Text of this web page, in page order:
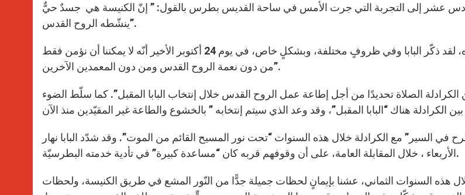
عشر إلى التجربة التي جرت الأمس في ساحة القديس بطرس بالقول: ” إنّ الكنيسة هي جسدٌ حيٌّ
ينشّطه الروح القدس”.
وفي سنة الإيمان هذه، لقد ذكّر البابا وفي ظروفٍ مختلفة، وبشكلٍ خاص، في يوم 24 أكتوبر الأخير أنّه لا يمكننا أن نؤمن فقط
من دون نعمة الروح القدس ومن دون المعمدين الآخرين”.
الكرادلة الصلاة تحديدًا من أجل إطاعة عمل الروح القدس خلال إنتخاب البابا المقبل”. كما سلّط الضوء
في السير” مع الكرادلة خلال هذه السنوات “تحت نور المسيح القائم من الموت”. وقد شدّد البابا نهار
الأربعاء ، خلال المقابلة العامة، على أن وقوفهم قربه كان “مساعدة كبيرة” في تأدية خدمته البطرسيّة.
هذه السنوات الثماني، عشنا بإيمانٍ لحظات جميلة جدًّا من النّور المشع في طريق الكنيسة، ولحظات